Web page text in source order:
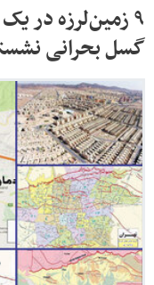
۹ زمین‌لرزه در
گسل بحرانی